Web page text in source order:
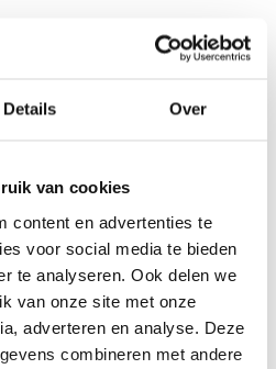
Details Over
van cookies
content en advertenties te
voor social media te bieden
te analyseren. Ook delen we
van onze site met onze
adverteren en analyse. Deze
combineren met andere
der Natur ins Haus holen? Hordeum
GEFUNDEN!
EINKAUFEN